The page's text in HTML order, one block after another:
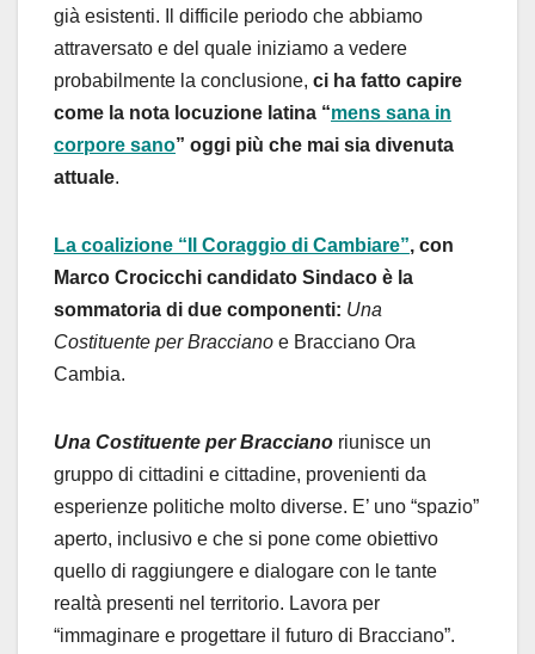
già esistenti. Il difficile periodo che abbiamo
attraversato e del quale iniziamo a vedere
probabilmente la conclusione, ci ha fatto capire
come la nota locuzione latina “mens sana in
corpore sano” oggi più che mai sia divenuta
attuale.
La coalizione “Il Coraggio di Cambiare”, con
Marco Crocicchi candidato Sindaco è la
sommatoria di due componenti: Una
Costituente per Bracciano e Bracciano Ora
Cambia.
Una Costituente per Bracciano riunisce un
gruppo di cittadini e cittadine, provenienti da
esperienze politiche molto diverse. E’ uno “spazio”
aperto, inclusivo e che si pone come obiettivo
quello di raggiungere e dialogare con le tante
realtà presenti nel territorio. Lavora per
“immaginare e progettare il futuro di Bracciano”.